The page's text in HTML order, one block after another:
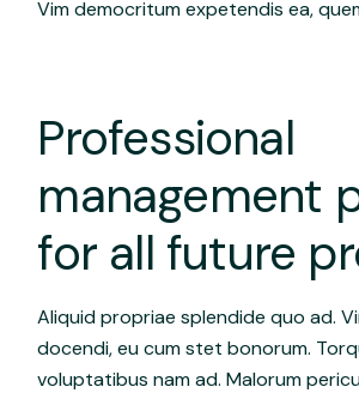
Vim democritum expetendis ea,
Professional
management
for all future
Aliquid propriae splendide quo ad.
docendi, eu cum stet bonorum.
voluptatibus nam ad. Malorum